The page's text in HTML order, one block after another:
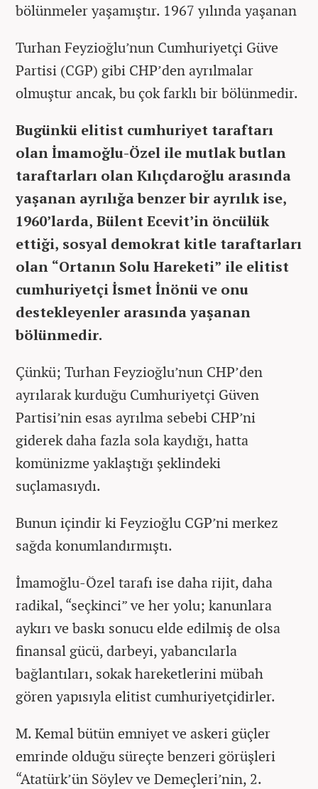
bölünmeler yaşamıştır. 1967 yılında yaşanan
Turhan Feyzioğlu’nun Cumhuriyetçi Güve
Partisi (CGP) gibi CHP’den ayrılmalar
olmuştur ancak, bu çok farklı bir bölünmedir.
Bugünkü elitist cumhuriyet taraftarı
olan İmamoğlu-Özel ile mutlak butlan
taraftarları olan Kılıçdaroğlu arasında
yaşanan ayrılığa benzer bir ayrılık ise,
1960’larda, Bülent Ecevit’in öncülük
ettiği, sosyal demokrat kitle taraftarları
olan “Ortanın Solu Hareketi” ile elitist
cumhuriyetçi İsmet İnönü ve onu
destekleyenler arasında yaşanan
bölünmedir.
Çünkü; Turhan Feyzioğlu’nun CHP’den
ayrılarak kurduğu Cumhuriyetçi Güven
Partisi’nin esas ayrılma sebebi CHP’ni
giderek daha fazla sola kaydığı, hatta
komünizme yaklaştığı şeklindeki
suçlamasıydı.
Bunun içindir ki Feyzioğlu CGP’ni merkez
sağda konumlandırmıştı.
İmamoğlu-Özel tarafı ise daha rijit, daha
radikal, “seçkinci” ve her yolu; kanunlara
aykırı ve baskı sonucu elde edilmiş de olsa
finansal gücü, darbeyi, yabancılarla
bağlantıları, sokak hareketlerini mübah
gören yapısıyla elitist cumhuriyetçidirler.
M. Kemal bütün emniyet ve askeri güçler
emrinde olduğu süreçte benzeri görüşleri
“Atatürk’ün Söylev ve Demeçleri’nin, 2.